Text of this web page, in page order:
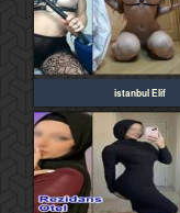
istanbul Elif